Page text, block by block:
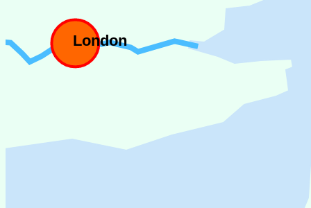
London